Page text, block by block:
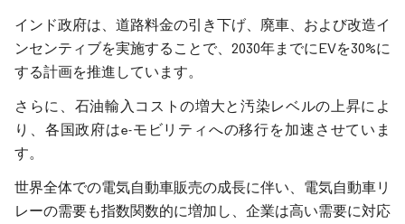
インド政府は、道路料金の引き下げ、廃車、および改造イ
ンセンティブを実施することで、2030年までにEVを30%に
する計画を推進しています。
さらに、石油輸入コストの増大と汚染レベルの上昇によ
り、各国政府はe-モビリティへの移行を加速させていま
す。
世界全体での電気自動車販売の成長に伴い、電気自動車リ
レーの需要も指数関数的に増加し、企業は高い需要に対応